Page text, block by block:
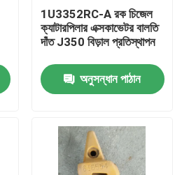
1U3352RC-A রক চিজেল
ক্যাটারপিলার এক্সকাভেটর বালতি
দাঁত J350 বিড়াল প্রতিস্থাপন
অনুসন্ধান পাঠান